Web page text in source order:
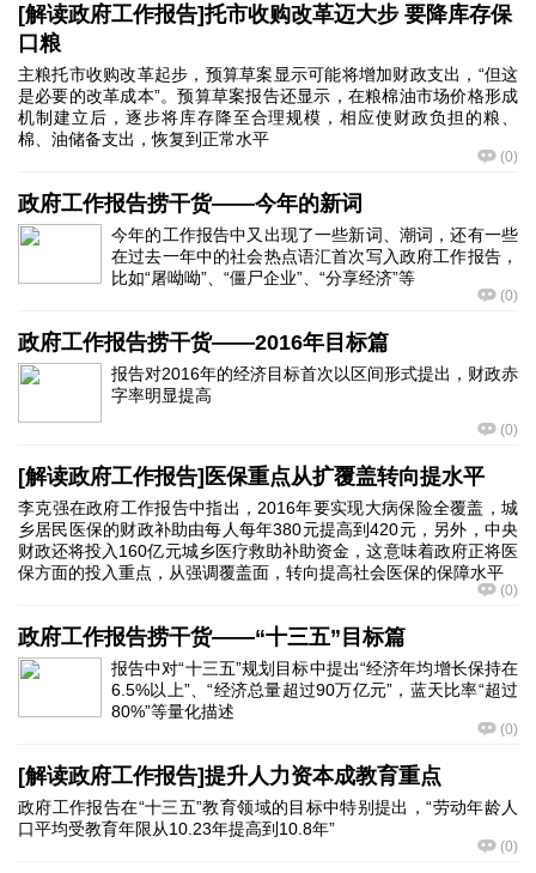
[解读政府工作报告]托市收购改革迈大步 要降库存保
口粮
主粮托市收购改革起步，预算草案显示可能将增加财政支出，“但这
是必要的改革成本”。预算草案报告还显示，在粮棉油市场价格形成
机制建立后，逐步将库存降至合理规模，相应使财政负担的粮、
棉、油储备支出，恢复到正常水平
(0)
政府工作报告捞干货——今年的新词
今年的工作报告中又出现了一些新词、潮词，还有一些
在过去一年中的社会热点语汇首次写入政府工作报告，
比如“屠呦呦”、“僵尸企业”、“分享经济”等
(0)
政府工作报告捞干货——2016年目标篇
报告对2016年的经济目标首次以区间形式提出，财政赤
字率明显提高
(0)
[解读政府工作报告]医保重点从扩覆盖转向提水平
李克强在政府工作报告中指出，2016年要实现大病保险全覆盖，城
乡居民医保的财政补助由每人每年380元提高到420元，另外，中央
财政还将投入160亿元城乡医疗救助补助资金，这意味着政府正将医
保方面的投入重点，从强调覆盖面，转向提高社会医保的保障水平
(0)
政府工作报告捞干货——“十三五”目标篇
报告中对“十三五”规划目标中提出“经济年均增长保持在
6.5%以上”、“经济总量超过90万亿元”，蓝天比率“超过
80%”等量化描述
(0)
[解读政府工作报告]提升人力资本成教育重点
政府工作报告在“十三五”教育领域的目标中特别提出，“劳动年龄人
口平均受教育年限从10.23年提高到10.8年”
(0)